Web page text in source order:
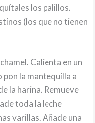
los palillos.
(los que no tienen
Calienta en un
pon la mantequilla a
la harina. Remueve
toda la leche
varillas. Añade una